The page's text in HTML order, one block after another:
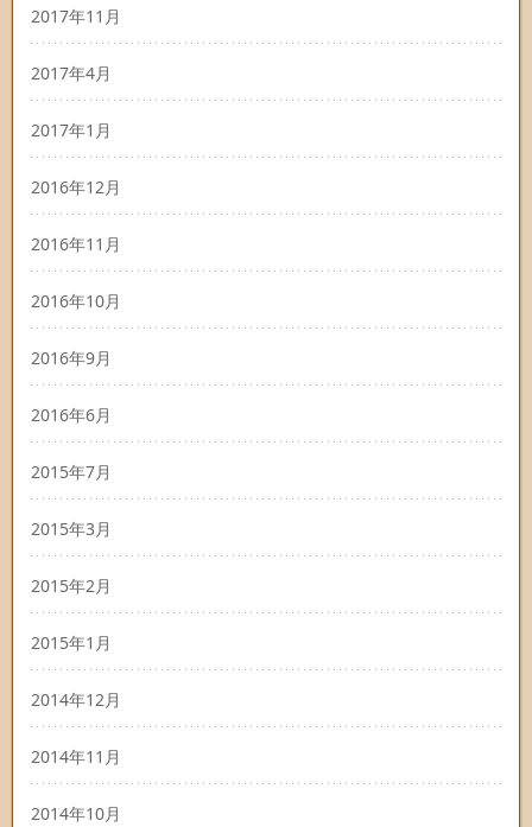
2017年11月
2017年4月
2017年1月
2016年12月
2016年11月
2016年10月
2016年9月
2016年6月
2015年7月
2015年3月
2015年2月
2015年1月
2014年12月
2014年11月
2014年10月